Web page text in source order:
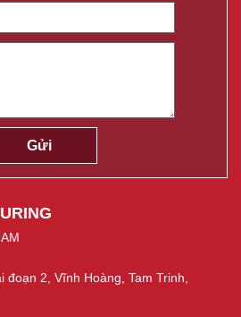
2, Vĩnh Hoàng, Tam Trinh,